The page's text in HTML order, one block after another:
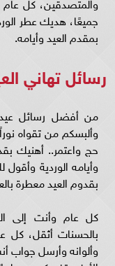
جميعًا، هديك عطر
بمقدم العيد وأيامه.
رسائل تهاني
من أفضل رسائل عيد
وألبسكم من تقواه
حج واعتمر.. أهنيك
وأيامه الوردية
بقدوم العيد معطرة
كل عام وأنت إلى
بالحسنات أثقل، كل
وألوانه وأرسل جواب